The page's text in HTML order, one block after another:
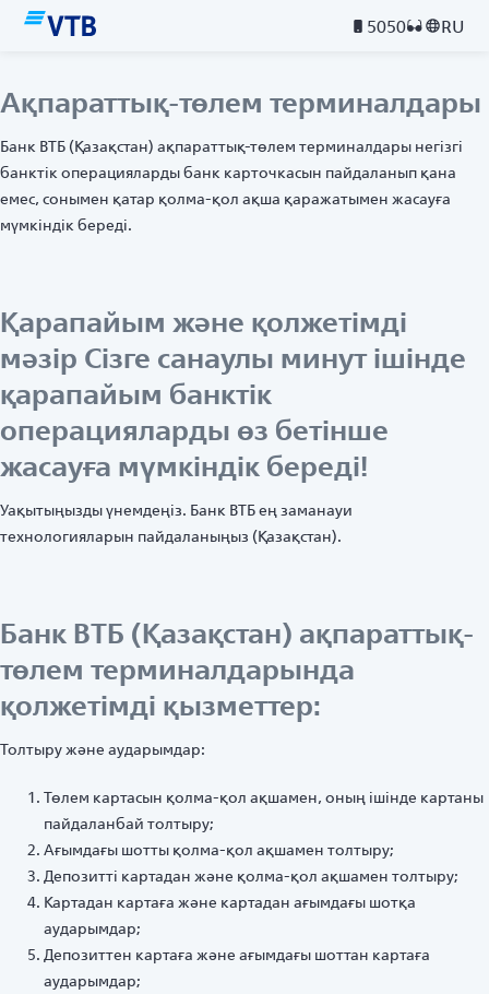
5050 RU
Ақпараттық-төлем терминалдары
Банк ВТБ (Қазақстан) ақпараттық-төлем терминалдары негізгі
банктік операцияларды банк карточкасын пайдаланып қана
емес, сонымен қатар қолма-қол ақша қаражатымен жасауға
мүмкіндік береді.
Қарапайым және қолжетімді
мәзір Сізге санаулы минут ішінде
қарапайым банктік
операцияларды өз бетінше
жасауға мүмкіндік береді!
Уақытыңызды үнемдеңіз. Банк ВТБ ең заманауи
технологияларын пайдаланыңыз (Қазақстан).
Банк ВТБ (Қазақстан) ақпараттық-
төлем терминалдарында
қолжетімді қызметтер:
Толтыру және аударымдар:
Төлем картасын қолма-қол ақшамен, оның ішінде картаны
пайдаланбай толтыру;
Ағымдағы шотты қолма-қол ақшамен толтыру;
Депозитті картадан және қолма-қол ақшамен толтыру;
Картадан картаға және картадан ағымдағы шотқа
аударымдар;
Депозиттен картаға және ағымдағы шоттан картаға
аударымдар;